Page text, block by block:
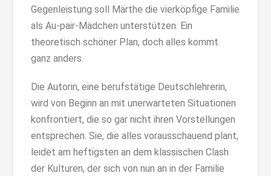
Gegenleistung soll Märthe die vierköpfige Familie
als Au-pair-Mädchen unterstützen. Ein
theoretisch schöner Plan, doch alles kommt
ganz anders.
Die Autorin, eine berufstätige Deutschlehrerin,
wird von Beginn an mit unerwarteten Situationen
konfrontiert, die so gar nicht ihren Vorstellungen
entsprechen. Sie, die alles vorausschauend plant,
leidet am heftigsten an dem klassischen Clash
der Kulturen, der sich von nun an in der Familie